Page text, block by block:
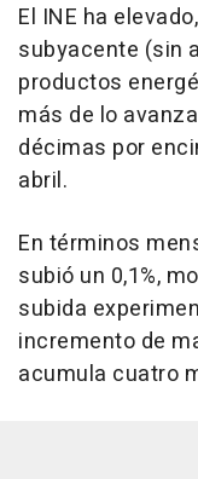
El INE ha
subyacente (sin
productos
más de lo
décimas por
abril.
En términos
subió un 0,1%,
subida
incremento de
acumula cuatro